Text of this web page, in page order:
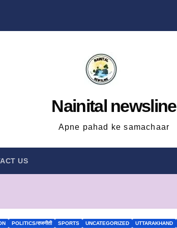
Nainital newsline
Apne pahad ke samachaar
US
POLITICS/राजनीती SPORTS UNCATEGORIZED UTTARAKHAND